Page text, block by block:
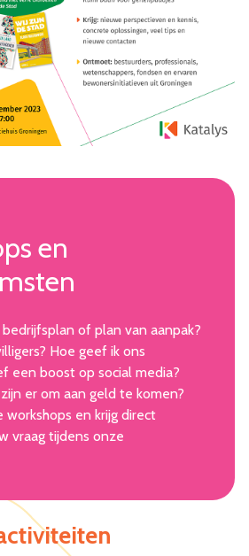
en
of plan van aanpak?
Hoe geef ik ons
een boost op social media?
er om aan geld te komen?
en krijg direct
vraag tijdens onze